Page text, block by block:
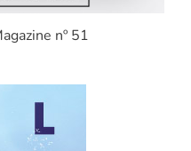
nº 51